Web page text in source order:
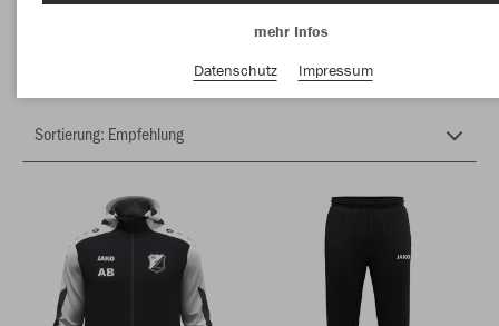
mehr Infos
Datenschutz
Impressum